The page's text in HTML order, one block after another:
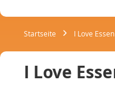
Startseite I Love
I Love